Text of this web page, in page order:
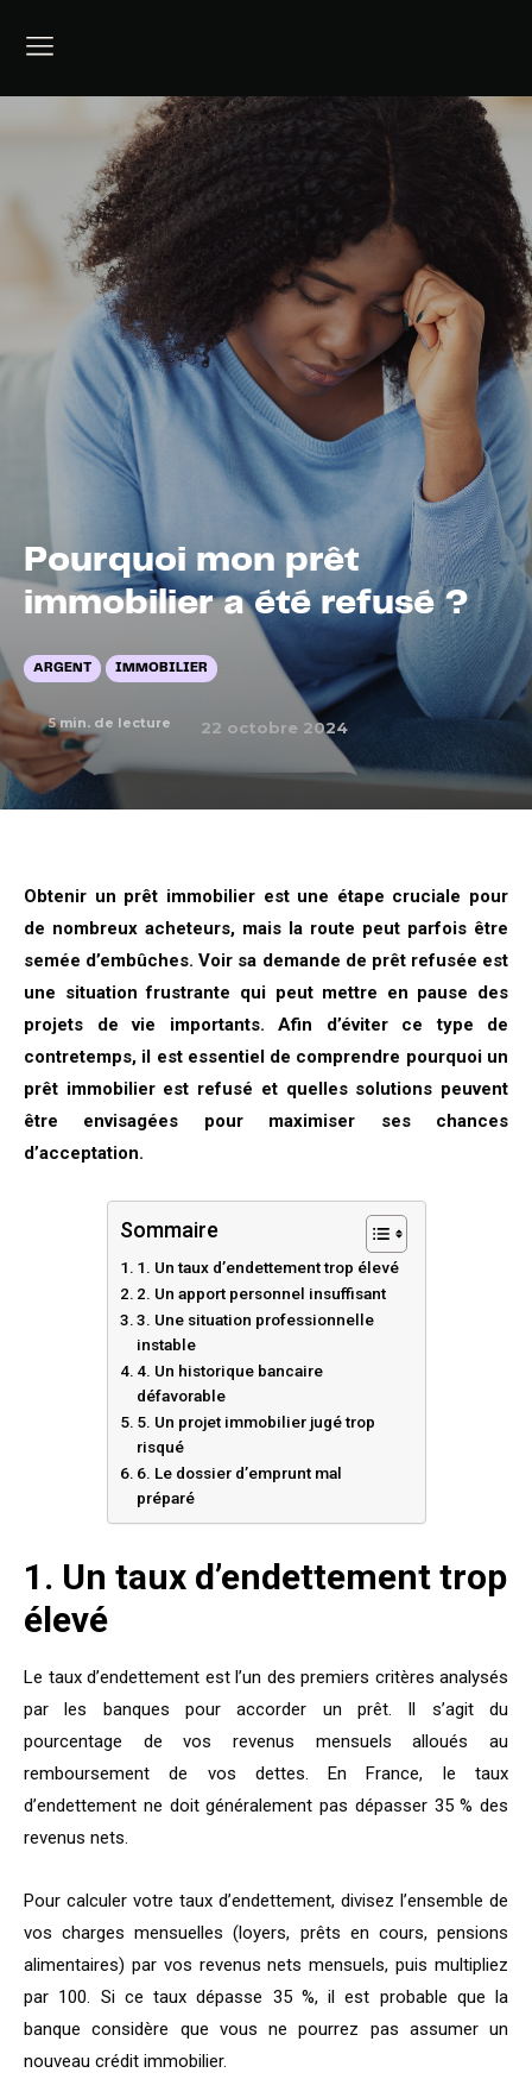
Pourquoi mon prêt
immobilier a été refusé ?
ARGENT IMMOBILIER
5min. de lecture 22 octobre 2024
Obtenir un prêt immobilier est une étape cruciale pour
de nombreux acheteurs, mais la route peut parfois être
semée d’embûches. Voir sa demande de prêt refusée est
une situation frustrante qui peut mettre en pause des
projets de vie importants. Afin d’éviter ce type de
contretemps, il est essentiel de comprendre pourquoi un
prêt immobilier est refusé et quelles solutions peuvent
être envisagées pour maximiser ses chances
d’acceptation.
Sommaire
1. Un taux d’endettement trop élevé
2. Un apport personnel insuffisant
3. Une situation professionnelle
instable
4. Un historique bancaire
défavorable
5. Un projet immobilier jugé trop
risqué
6. Le dossier d’emprunt mal
préparé
1. Un taux d’endettement trop
élevé
Le taux d’endettement est l’un des premiers critères analysés
par les banques pour accorder un prêt. Il s’agit du
pourcentage de vos revenus mensuels alloués au
remboursement de vos dettes. En France, le taux
d’endettement ne doit généralement pas dépasser 35 % des
revenus nets.
Pour calculer votre taux d’endettement, divisez l’ensemble de
vos charges mensuelles (loyers, prêts en cours, pensions
alimentaires) par vos revenus nets mensuels, puis multipliez
par 100. Si ce taux dépasse 35 %, il est probable que la
banque considère que vous ne pourrez pas assumer un
nouveau crédit immobilier.